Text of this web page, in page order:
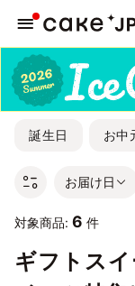
誕生日 お中
お届け日
対象商品: 6 件
ギフトス